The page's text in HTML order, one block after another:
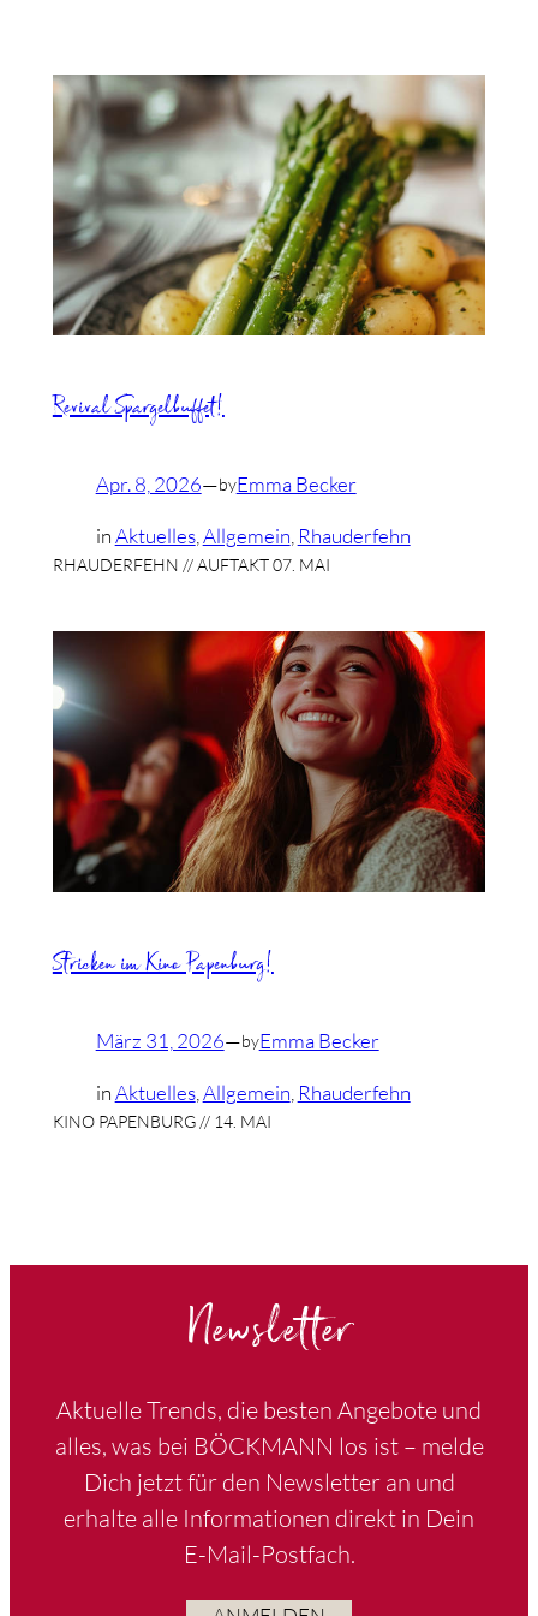
Revival Spargelbuffet!
Apr. 8, 2026—byEmma Becker
inAktuelles, Allgemein, Rhauderfehn
RHAUDERFEHN // AUFTAKT 07. MAI
Stricken im Kino Papenburg!
März 31, 2026—byEmma Becker
inAktuelles, Allgemein Rhauderfehn
KINO PAPENBURG // 14. MAI
Newsletter
Aktuelle Trends, die besten Angebote und
alles, was bei BÖCKMANN los ist – melde
Dich jetzt für den Newsletter an und
erhalte alle Informationen direkt in Dein
E-Mail-Postfach.